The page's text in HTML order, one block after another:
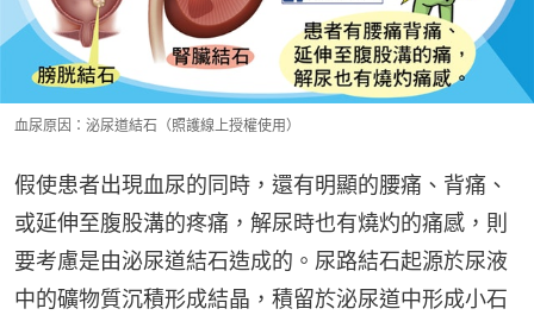
血尿原因：泌尿道結石（照護線上授權使用）
假使患者出現血尿的同時，還有明顯的腰痛、背痛、
或延伸至腹股溝的疼痛，解尿時也有燒灼的痛感，則
要考慮是由泌尿道結石造成的。尿路結石起源於尿液
中的礦物質沉積形成結晶，積留於泌尿道中形成小石